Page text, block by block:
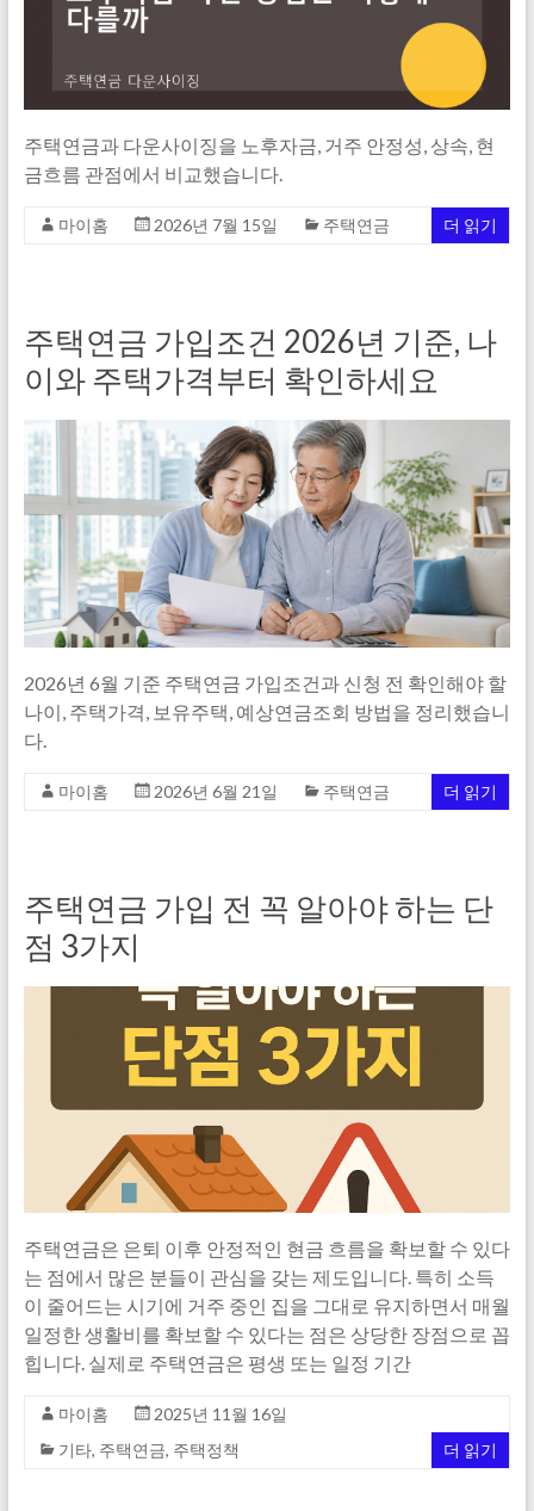
주택연금과 다운사이징을 노후자금, 거주 안정성, 상속, 현
금흐름 관점에서 비교했습니다.
마이홈 2026년 7월 15일 주택연금 더 읽기
주택연금 가입조건 2026년 기준, 나
이와 주택가격부터 확인하세요
2026년 6월 기준 주택연금 가입조건과 신청 전 확인해야 할
나이, 주택가격, 보유주택, 예상연금조회 방법을 정리했습니
다.
마이홈 2026년 6월 21일 주택연금 더 읽기
주택연금 가입 전 꼭 알아야 하는 단
점 3가지
주택연금은 은퇴 이후 안정적인 현금 흐름을 확보할 수 있다
는 점에서 많은 분들이 관심을 갖는 제도입니다. 특히 소득
이 줄어드는 시기에 거주 중인 집을 그대로 유지하면서 매월
일정한 생활비를 확보할 수 있다는 점은 상당한 장점으로 꼽
힙니다. 실제로 주택연금은 평생 또는 일정 기간
마이홈
2025년 11월 16일
기타, 주택연금, 주택정책 더 읽기